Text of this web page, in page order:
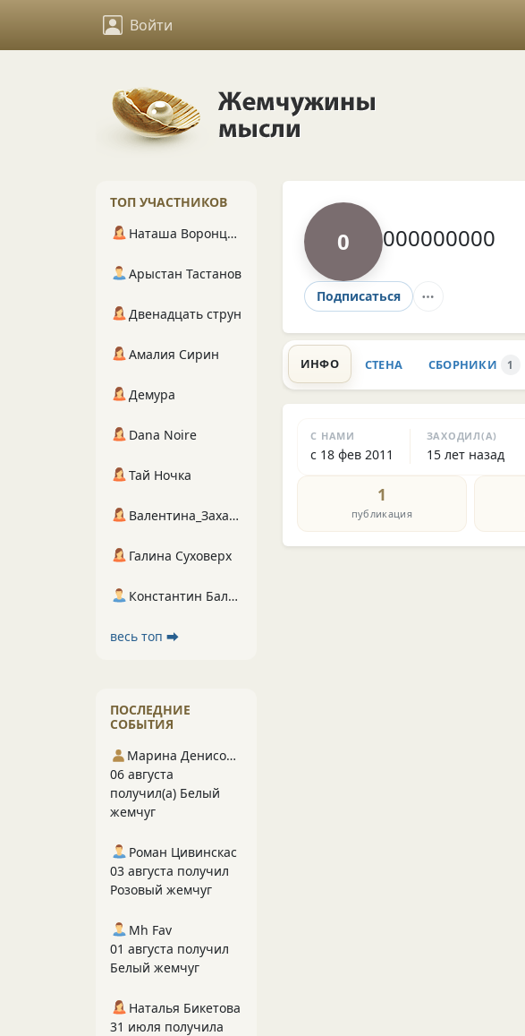
Войти
0 000000000
Подписаться
ИНФО СТЕНА СБОРНИКИ 1
С НАМИ
с 18 фев 2011
ЗАХОДИЛ(А)
15 лет назад
1
публикация
ТОП УЧАСТНИКОВ
Наташа Воронцова
Арыстан Тастанов
Двенадцать струн
Амалия Сирин
Демура
Dana Noire
Тай Ночка
Валентина_Захарова
Галина Суховерх
Константин Балухта
весь топ ⮕
ПОСЛЕДНИЕ
СОБЫТИЯ
Марина Денисова 5
06 августа
получил(а) Белый
жемчуг
Роман Цивинскас
03 августа получил
Розовый жемчуг
Mh Fav
01 августа получил
Белый жемчуг
Наталья Бикетова
31 июля получила